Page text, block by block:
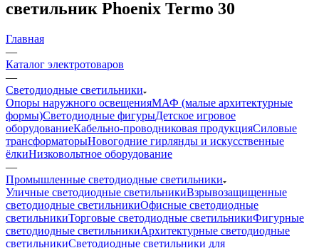
светильник Phoenix Termo 30
Главная
—
Каталог электротоваров
—
Светодиодные светильники
Опоры наружного освещенияМАФ (малые архитектурные
формы)Светодиодные фигурыДетское игровое
оборудованиеКабельно-проводниковая продукцияСиловые
трансформаторыНовогодние гирлянды и искусственные
ёлкиНизковольтное оборудование
—
Промышленные светодиодные светильники
Уличные светодиодные светильникиВзрывозащищенные
светодиодные светильникиОфисные светодиодные
светильникиТорговые светодиодные светильникиФигурные
светодиодные светильникиАрхитектурные светодиодные
светильникиСветодиодные светильники для